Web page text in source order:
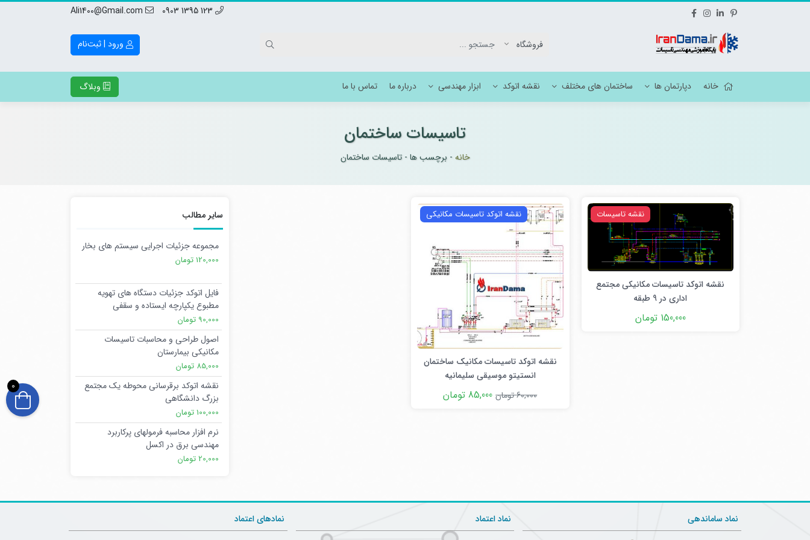
123 1395 0903
Ali1400@Gmail.com
ورود | ثبت‌نام
خانه دپارتمان ها ساختمان های مختلف نقشه اتوکد ابزار مهندسی درباره ما تماس با ما وبلاگ
تاسیسات ساختمان
خانه -برچسب ها -تاسیسات ساختمان
نقشه تاسیسات
نقشه اتوکد تاسیسات مکانیکی مجتمع
اداری در 9 طبقه
150,000 تومان
نقشه اتوکد تاسیسات مکانیکی
نقشه اتوکد تاسیسات مکانیک ساختمان
انستیتو موسیقی سلیمانیه
60,000 تومان
85,000 تومان
سایر مطالب
مجموعه جزئیات اجرایی سیستم های بخار
120,000 تومان
فایل اتوکد جزئیات دستگاه های تهویه
مطبوع یکپارچه ایستاده و سقفی
90,000 تومان
اصول طراحی و محاسبات تاسیسات
مکانیکی بیمارستان
85,000 تومان
نقشه اتوکد برقرسانی محوطه یک مجتمع
بزرگ دانشگاهی
100,000 تومان
نرم افزار محاسبه فرمولهای پرکاربرد
مهندسی برق در اکسل
20,000 تومان
نماد ساماندهی نماد اعتماد نمادهای اعتماد
0